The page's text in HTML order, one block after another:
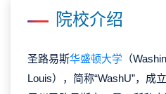
院校介绍
圣路易斯华盛顿大学 （
Louis），简称“WashU”，成